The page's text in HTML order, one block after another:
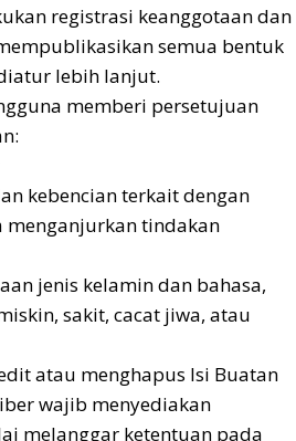
registrasi keanggotaan dan
semua bentuk
lebih lanjut.
memberi persetujuan
kebencian terkait dengan
menganjurkan tindakan
jenis kelamin dan bahasa,
sakit, cacat jiwa, atau
atau menghapus Isi Buatan
wajib menyediakan
melanggar ketentuan pada